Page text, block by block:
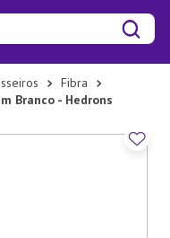
Fibra
Branco - Hedrons